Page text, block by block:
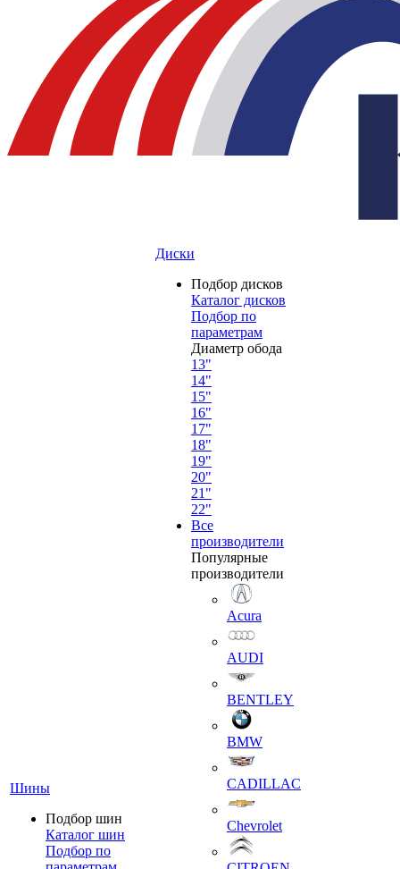
Шины
Подбор шин
Каталог шин
Подбор по
Диски
Подбор дисков
Каталог дисков
Подбор по
параметрам
Диаметр обода
13"
14"
15"
16"
17"
18"
19"
20"
21"
22"
Все
производители
Популярные
производители
Acura
AUDI
BENTLEY
BMW
CADILLAC
Chevrolet